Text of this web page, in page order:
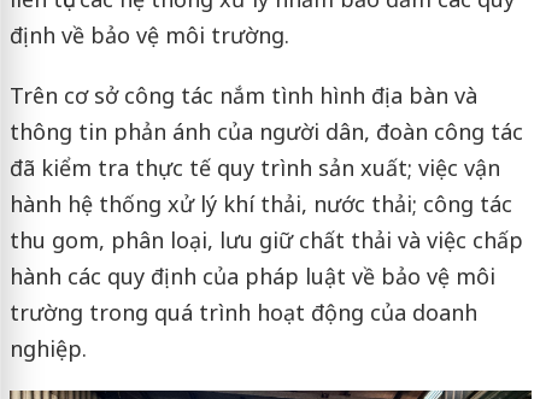
định về bảo vệ môi trường.
Trên cơ sở công tác nắm tình hình địa bàn và
thông tin phản ánh của người dân, đoàn công tác
đã kiểm tra thực tế quy trình sản xuất; việc vận
hành hệ thống xử lý khí thải, nước thải; công tác
thu gom, phân loại, lưu giữ chất thải và việc chấp
hành các quy định của pháp luật về bảo vệ môi
trường trong quá trình hoạt động của doanh
nghiệp.